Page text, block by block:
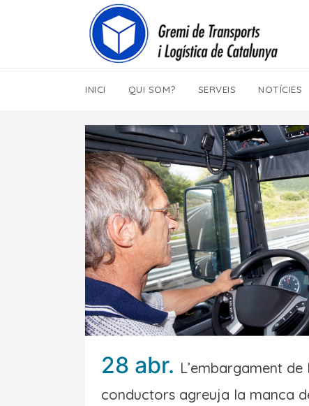
INICI QUI SOM? SERVEIS NOTÍCIES
28 abr. L’embargament de
conductors agreuja la manca